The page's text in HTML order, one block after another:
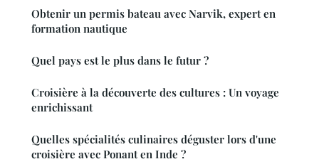
Obtenir un permis bateau avec Narvik, expert en
formation nautique
Quel pays est le plus dans le futur ?
Croisière à la découverte des cultures : Un voyage
enrichissant
Quelles spécialités culinaires déguster lors d'une
croisière avec Ponant en Inde ?